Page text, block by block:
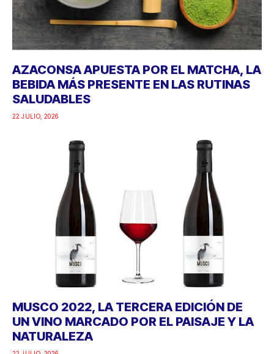
AZACONSA APUESTA POR EL MATCHA, LA
BEBIDA MÁS PRESENTE EN LAS RUTINAS
SALUDABLES
22 JULIO, 2026
MUSCO 2022, LA TERCERA EDICIÓN DE
UN VINO MARCADO POR EL PAISAJE Y LA
NATURALEZA